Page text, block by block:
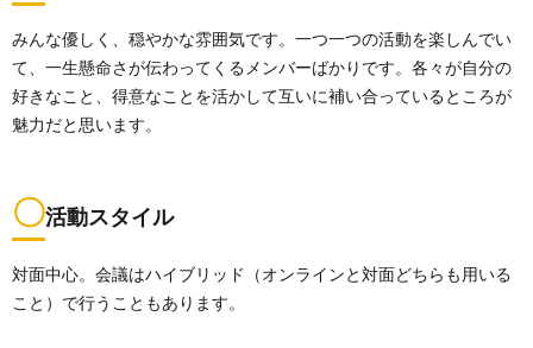
みんな優しく、穏やかな雰囲気です。一つ一つの活動を楽しんでい
て、一生懸命さが伝わってくるメンバーばかりです。各々が自分の
好きなこと、得意なことを活かして互いに補い合っているところが
魅力だと思います。
〇活動スタイル
対面中心。会議はハイブリッド（オンラインと対面どちらも用いる
こと）で行うこともあります。